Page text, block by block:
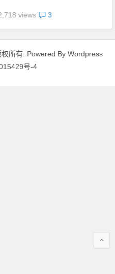
views 3
所有. Powered By Wordpress
号-4